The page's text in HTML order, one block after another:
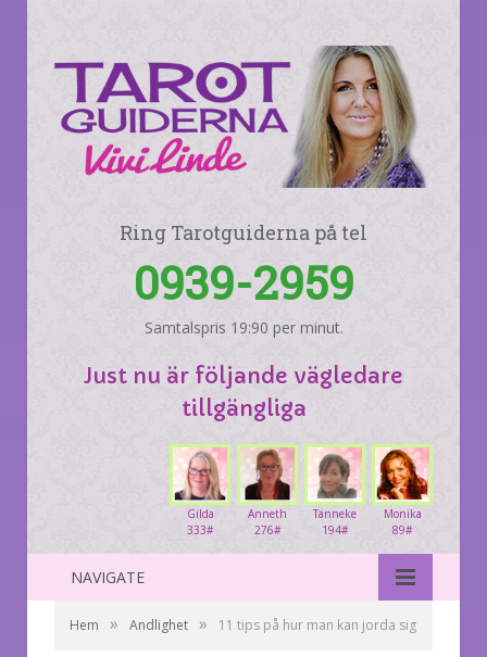
Ring Tarotguiderna på tel
0939-2959
Samtalspris 19:90 per minut.
Just nu är följande vägledare
tillgängliga
Monika
89#
Tanneke
194#
Anneth
276#
Gilda
333#
NAVIGATE
Hem » Andlighet » 11 tips på hur man kan jorda sig